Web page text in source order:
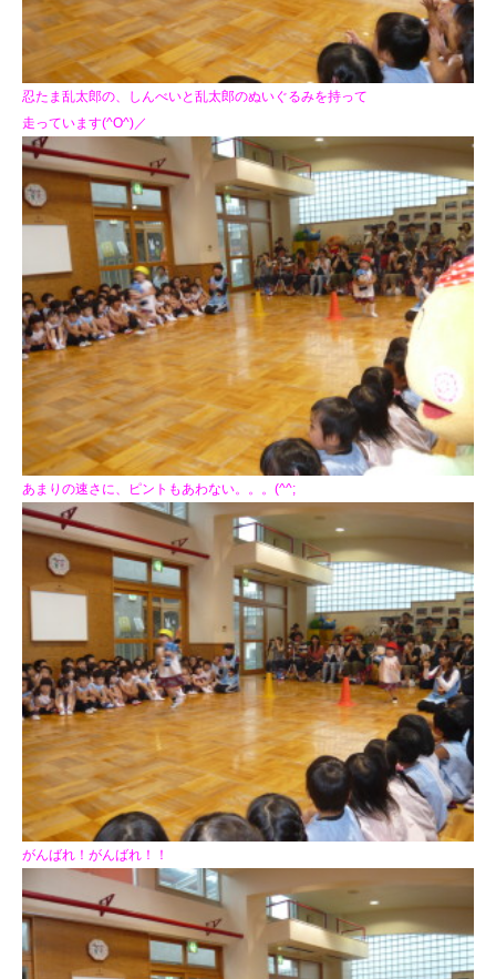
忍たま乱太郎の、しんべいと乱太郎のぬいぐるみを持って
走っています(^O^)／
あまりの速さに、ピントもあわない。。。(^^;
がんばれ！がんばれ！！